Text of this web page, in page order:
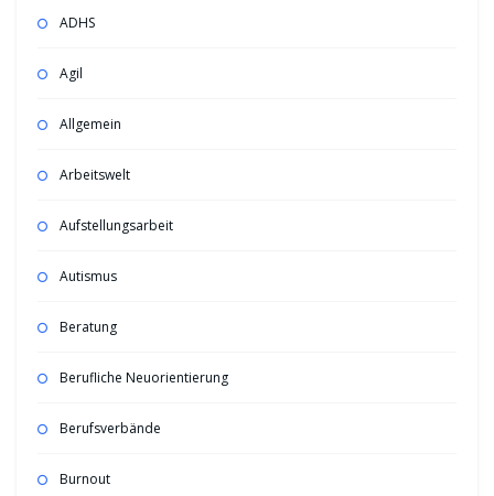
ADHS
Agil
Allgemein
Arbeitswelt
Aufstellungsarbeit
Autismus
Beratung
Berufliche Neuorientierung
Berufsverbände
Burnout